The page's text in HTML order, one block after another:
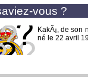
vous ?
KakÃ¡, de son
né le 22 avril